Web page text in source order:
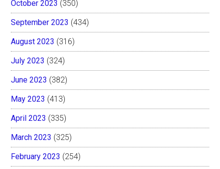
October 2023 (350)
September 2023 (434)
August 2023 (316)
July 2023 (324)
June 2023 (382)
May 2023 (413)
April 2023 (335)
March 2023 (325)
February 2023 (254)